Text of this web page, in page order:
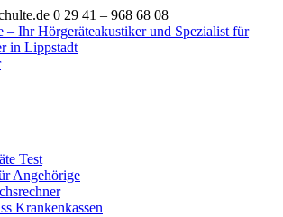
0 29 41 – 968 68 08
Test
Angehörige
Krankenkassen